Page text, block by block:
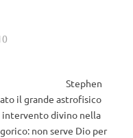
Stephen
il grande astrofisico
intervento divino nella
non serve Dio per